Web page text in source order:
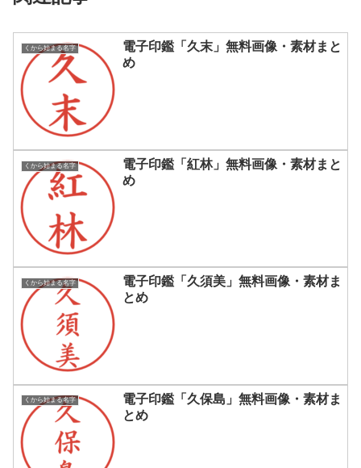
くから始まる名字
電子印鑑「久末」無料画像・素材まと
め
くから始まる名字
電子印鑑「紅林」無料画像・素材まと
め
くから始まる名字
電子印鑑「久須美」無料画像・素材ま
とめ
くから始まる名字
電子印鑑「久保島」無料画像・素材ま
とめ